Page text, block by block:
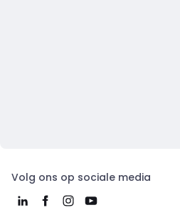
Volg ons op sociale media